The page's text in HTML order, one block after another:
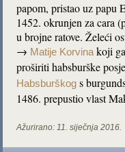
papom, pristao uz papu
1452. okrunjen za cara
u brojne ratove. Želeći
→ Matije Korvina koji
proširiti habsburške
Habsburškog s
1486. prepustio vlast
Ažurirano: 11. siječnja 2016.